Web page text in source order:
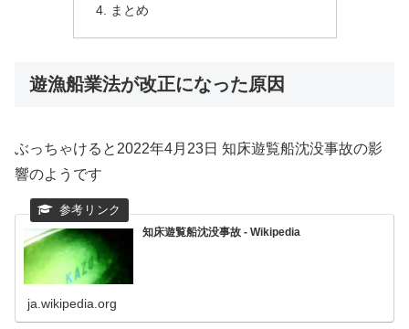
まとめ
遊漁船業法が改正になった原因
ぶっちゃけると2022年4月23日 知床遊覧船沈没事故の影
響のようです
知床遊覧船沈没事故 - Wikipedia
ja.wikipedia.org